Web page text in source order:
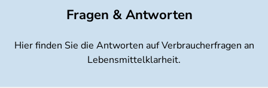
Fragen & Antworten
Hier finden Sie die Antworten auf Verbraucherfragen an
Lebensmittelklarheit.